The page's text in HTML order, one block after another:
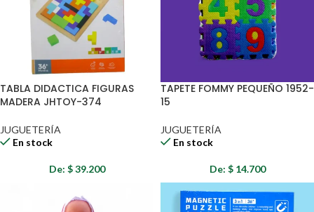
TABLA DIDACTICA FIGURAS
MADERA JHTOY-374
JUGUETERÍA
En stock
De: $39.200
TAPETE FOMMY PEQUEÑO 1952-
15
JUGUETERÍA
En stock
De: $14.700